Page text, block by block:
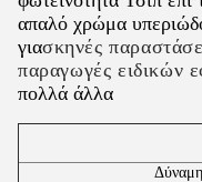
απαλό χρώμα
γιασκηνές
παραγωγές ειδικών
πολλά άλλα
Δύναμη